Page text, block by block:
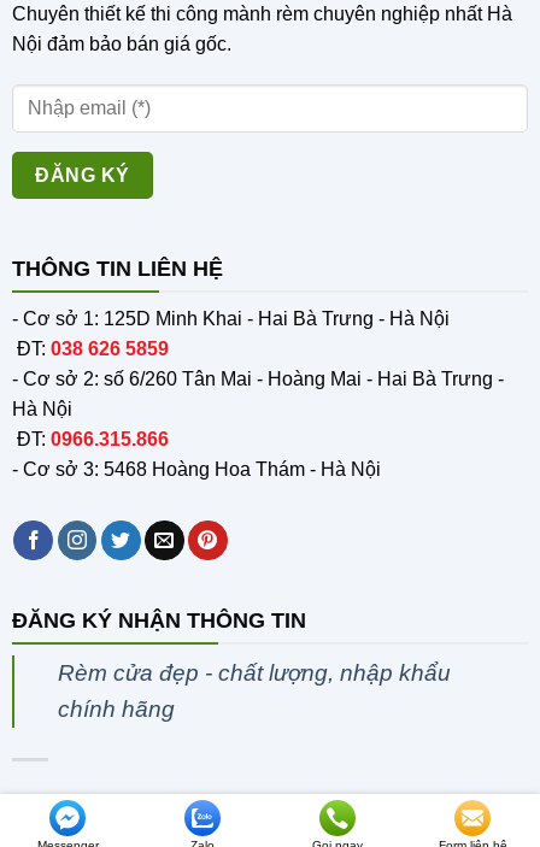
Chuyên thiết kế thi công mành rèm chuyên nghiệp nhất Hà
Nội đảm bảo bán giá gốc.
THÔNG TIN LIÊN HỆ
- Cơ sở 1: 125D Minh Khai - Hai Bà Trưng - Hà Nội
ĐT: 038 626 5859
- Cơ sở 2: số 6/260 Tân Mai - Hoàng Mai - Hai Bà Trưng -
Hà Nội
ĐT: 0966.315.866
- Cơ sở 3: 5468 Hoàng Hoa Thám - Hà Nội
ĐĂNG KÝ NHẬN THÔNG TIN
Rèm cửa đẹp - chất lượng, nhập khẩu
chính hãng
Copyright © 2020 rem24h.vn - Design and Seo by ngolongnd.net